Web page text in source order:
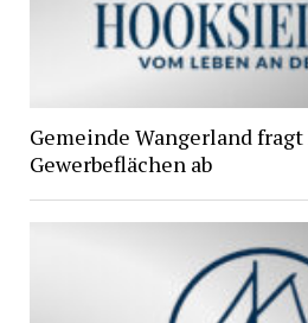
Gemeinde Wangerland fragt
Gewerbeflächen ab